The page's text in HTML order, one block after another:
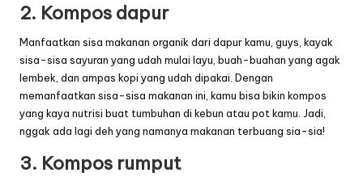
2. Kompos dapur
Manfaatkan sisa makanan organik dari dapur kamu, guys, kayak
sisa-sisa sayuran yang udah mulai layu, buah-buahan yang agak
lembek, dan ampas kopi yang udah dipakai. Dengan
memanfaatkan sisa-sisa makanan ini, kamu bisa bikin kompos
yang kaya nutrisi buat tumbuhan di kebun atau pot kamu. Jadi,
nggak ada lagi deh yang namanya makanan terbuang sia-sia!
3. Kompos rumput